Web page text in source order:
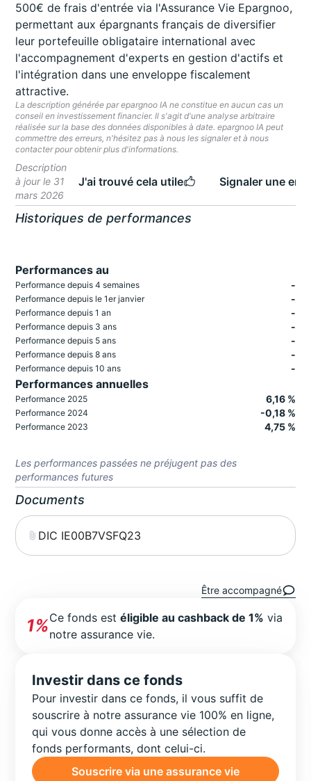
500€ de frais d'entrée via l'Assurance Vie Epargnoo,
permettant aux épargnants français de diversifier
leur portefeuille obligataire international avec
l'accompagnement d'experts en gestion d'actifs et
l'intégration dans une enveloppe fiscalement
attractive.
La description générée par epargnoo IA ne constitue en aucun cas un
conseil en investissement financier. Il s'agit d'une analyse arbitraire
réalisée sur la base des données disponibles à date. epargnoo IA peut
commettre des erreurs, n'hésitez pas à nous les signaler et à nous
contacter pour obtenir plus d'informations.
Description
à jour le 31
mars 2026
J'ai trouvé cela utile Signaler une
Historiques de performances
Performances au
Performance depuis 4 semaines -
Performance depuis le 1er janvier -
Performance depuis 1 an -
Performance depuis 3 ans -
Performance depuis 5 ans -
Performance depuis 8 ans -
Performance depuis 10 ans -
Performances annuelles
Performance 2025 6,16 %
Performance 2024 -0,18 %
Performance 2023 4,75 %
Les performances passées ne préjugent pas des
performances futures
Documents
DIC IE00B7VSFQ23
Être accompagné
1%Ce fonds estéligible au cashback de 1% via
notre assurance vie.
Investir dans ce fonds
Pour investir dans ce fonds, il vous suffit de
souscrire à notre assurance vie 100% en ligne,
qui vous donne accès à une sélection de
fonds performants, dont celui-ci.
Souscrire via une assurance vie